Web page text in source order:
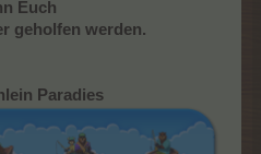
Euch
geholfen werden.
Paradies